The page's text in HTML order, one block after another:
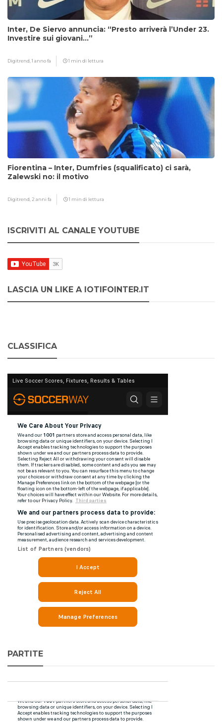
Inter, De Siervo annuncia: “Presto arriverà l’Under 23.
Investire sui giovani…”
Digitrend,1 anno fa 1 min di lettura
Fiorentina – Inter, Dumfries (squalificato) ci sarà,
Zalewski no: il motivo
Digitrend, 2 anni fa 1 min di lettura
ISCRIVITI AL CANALE YOUTUBE
LASCIA UN LIKE A IOTIFOINTER.IT
CLASSIFICA
PARTITE